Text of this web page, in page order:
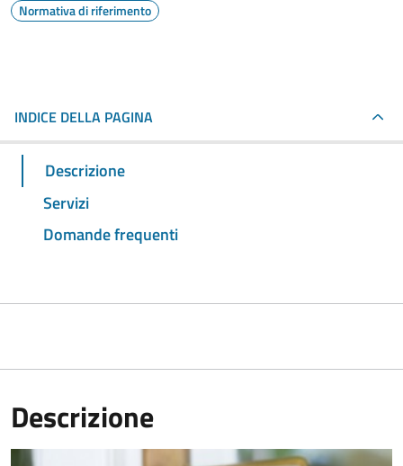
Normativa di riferimento
INDICE DELLA PAGINA
Descrizione
Servizi
Domande frequenti
Descrizione